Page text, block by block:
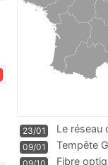
23/01
Le réseau
m
09/01
Tempête
Fibre